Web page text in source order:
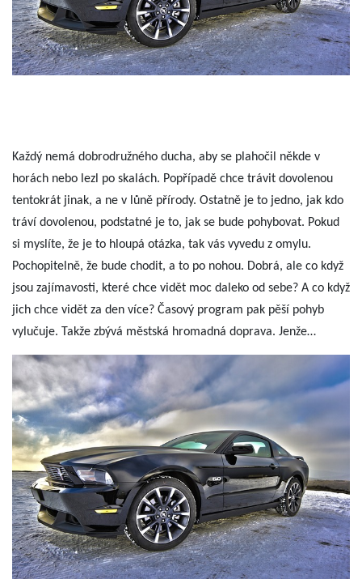
Každý nemá dobrodružného ducha, aby se plahočil někde v
horách nebo l ez l po skalách. Popřípadě chce trávit dovolenou
tentokrát jinak, a ne v lůně přírody. Ostatně je to jedno, jak kdo
tráví dovolenou, podstatné je to, jak se bude pohybovat. Pokud
si myslíte, že je to hloupá otázka, tak vás vyvedu z omylu.
Pochopitelně, že bude chodit, a to po nohou. Dobrá, ale co když
jsou zajímavosti, které chce vidět moc daleko od sebe? A co když
jich chce vidět za den více? Časový program pak pěší pohyb
vylučuje. Takže zbývá městská hromadná doprava. Jenže…